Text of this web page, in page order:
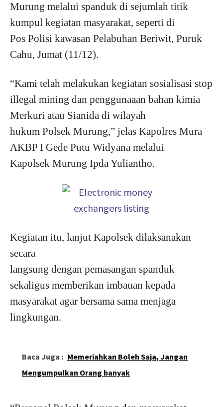
Murung melalui spanduk di sejumlah titik
kumpul kegiatan masyarakat, seperti di
Pos Polisi kawasan Pelabuhan Beriwit, Puruk
Cahu, Jumat (11/12).
“Kami telah melakukan kegiatan sosialisasi stop
illegal mining dan penggunaaan bahan kimia
Merkuri atau Sianida di wilayah
hukum Polsek Murung,” jelas Kapolres Mura
AKBP I Gede Putu Widyana melalui
Kapolsek Murung Ipda Yuliantho.
Kegiatan itu, lanjut Kapolsek dilaksanakan
secara
langsung dengan pemasangan spanduk
sekaligus memberikan imbauan kepada
masyarakat agar bersama sama menjaga
lingkungan.
Baca Juga : Memeriahkan Boleh Saja, Jangan
Mengumpulkan Orang banyak